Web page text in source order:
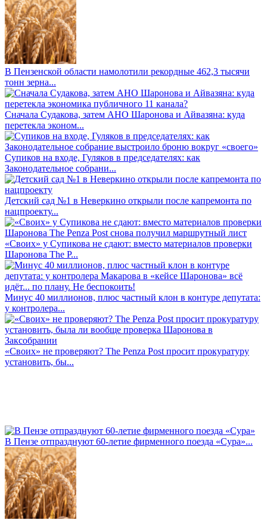
В Пензенской области намолотили рекордные 462,3 тысячи
тонн зерна...
Сначала Судакова, затем АНО Шаронова и Айвазяна: куда
перетекла эконом...
Супиков на входе, Гуляков в председателях: как
Законодательное собрани...
Детский сад №1 в Неверкино открыли после капремонта по
нацпроекту...
«Своих» у Супикова не сдают: вместо материалов проверки
Шаронова The P...
Минус 40 миллионов, плюс частный клон в контуре депутата:
у контролера...
«Своих» не проверяют? The Penza Post просит прокуратуру
установить, бы...
В Пензе отпразднуют 60-летие фирменного поезда «Сура»...